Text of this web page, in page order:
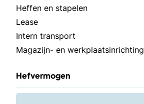
Heffen en stapelen
Lease
Intern transport
Magazijn- en werkplaatsinrichting
Hefvermogen